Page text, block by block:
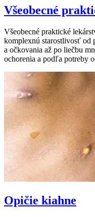
Všeobecné
Všeobecné praktické
komplexnú starostlivosť od
a očkovania až po liečbu
ochorenia a podľa potreby
Opičie kiahne